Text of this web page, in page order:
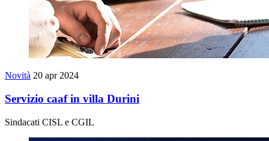
Novità 20 apr 2024
Servizio caaf in villa Durini
Sindacati CISL e CGIL